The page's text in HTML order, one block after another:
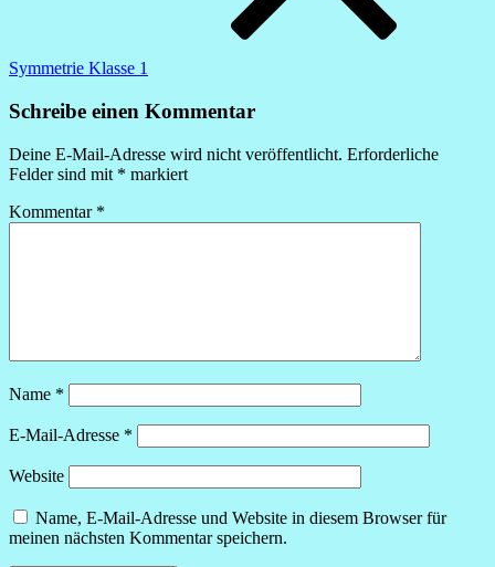
Symmetrie Klasse 1
Schreibe einen Kommentar
Deine E-Mail-Adresse wird nicht veröffentlicht. Erforderliche
Felder sind mit * markiert
Kommentar *
Name *
E-Mail-Adresse *
Website
Name, E-Mail-Adresse und Website in diesem Browser für
meinen nächsten Kommentar speichern.